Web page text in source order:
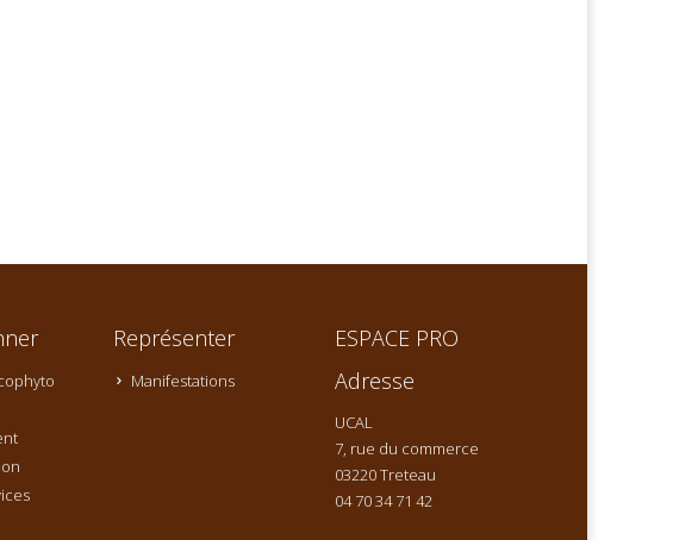
Représenter
Manifestations
ESPACE PRO
Adresse
UCAL
7, rue du commerce
03220 Treteau
04 70 34 71 42